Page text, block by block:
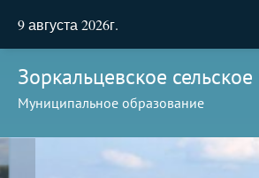
9 августа 2026г.
Зоркальцевское
Муниципальное образование